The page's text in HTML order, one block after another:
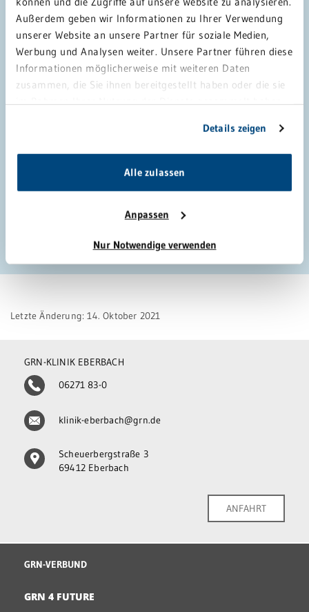
Außerdem geben wir Informationen zu Ihrer Verwendung
unserer Website an unsere Partner für soziale Medien,
Werbung und Analysen weiter. Unsere Partner führen diese
Informationen möglicherweise mit weiteren Daten
zusammen, die Sie ihnen bereitgestellt haben oder die sie
Details zeigen
Alle zulassen
Anpassen
Nur Notwendige verwenden
Ich habe die Datenschutzhinweise gelesen und
Anti-Roboter-Verifizierung
Friendly
Letzte Änderung: 14. Oktober 2021
GRN-KLINIK EBERBACH
06271 83-0
klinik-eberbach@grn.de
Scheuerbergstraße 3
69412 Eberbach
ANFAHRT
GRN-VERBUND
GRN 4 FUTURE